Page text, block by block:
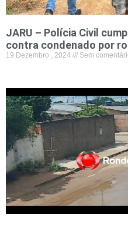
JARU – Polícia Civil
contra condenado por
19 Dezembro , 2024 Sem